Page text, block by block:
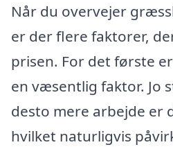
Når du overvejer
er der flere faktorer,
prisen. For det første
en væsentlig faktor. Jo
desto mere arbejde er
hvilket naturligvis